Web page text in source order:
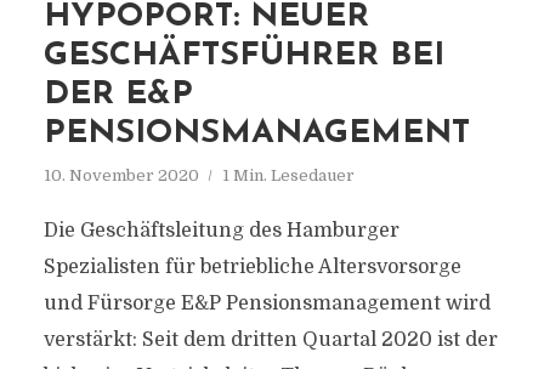
HYPOPORT: NEUER
GESCHÄFTSFÜHRER BEI
DER E&P
PENSIONSMANAGEMENT
10. November 2020 1 Min. Lesedauer
Die Geschäftsleitung des Hamburger
Spezialisten für betriebliche Altersvorsorge
und Fürsorge E&P Pensionsmanagement wird
verstärkt: Seit dem dritten Quartal 2020 ist der